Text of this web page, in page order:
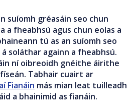
suíomh gréasáin seo chun
a fheabhsú agus chun eolas a
tú as an suíomh seo
soláthar againn a fheabhsú.
ní oibreoidh gnéithe áirithe
Tabhair cuairt ar
Fianáin más mian leat tuilleadh
a bhainimid as fianáin.